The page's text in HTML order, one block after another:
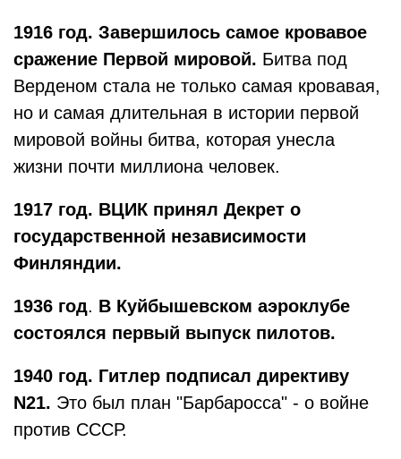
1916 год. Завершилось самое кровавое
сражение Первой мировой. Битва под
Верденом стала не только самая кровавая,
но и самая длительная в истории первой
мировой войны битва, которая унесла
жизни почти миллиона человек.
1917 год. ВЦИК принял Декрет о
государственной независимости
Финляндии.
1936 год. В Куйбышевском аэроклубе
состоялся первый выпуск пилотов.
1940 год. Гитлер подписал директиву
N21. Это был план "Барбаросса" - о войне
против СССР.